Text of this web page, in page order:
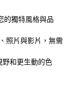
的獨特風格與品
照片與影片，無需
野和更生動的色